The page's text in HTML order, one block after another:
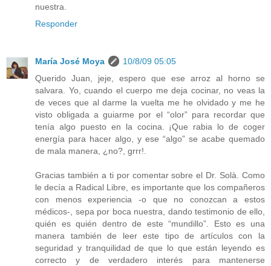
nuestra.
Responder
María José Moya
10/8/09 05:05
Querido Juan, jeje, espero que ese arroz al horno se
salvara. Yo, cuando el cuerpo me deja cocinar, no veas la
de veces que al darme la vuelta me he olvidado y me he
visto obligada a guiarme por el “olor” para recordar que
tenía algo puesto en la cocina. ¡Que rabia lo de coger
energía para hacer algo, y ese “algo” se acabe quemado
de mala manera, ¿no?, grrr!.
Gracias también a ti por comentar sobre el Dr. Solà. Como
le decía a Radical Libre, es importante que los compañeros
con menos experiencia -o que no conozcan a estos
médicos-, sepa por boca nuestra, dando testimonio de ello,
quién es quién dentro de este “mundillo”. Esto es una
manera también de leer este tipo de artículos con la
seguridad y tranquilidad de que lo que están leyendo es
correcto y de verdadero interés para mantenerse